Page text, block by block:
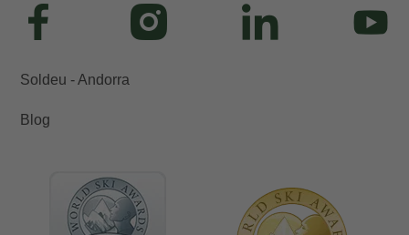
Soldeu - Andorra
Blog